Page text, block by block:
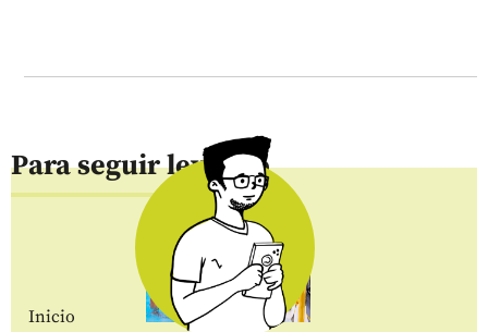
Para seguir leyendo
Inicio